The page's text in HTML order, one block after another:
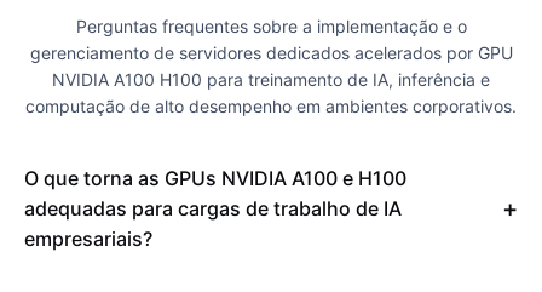
Perguntas frequentes sobre a implementação e o
gerenciamento de servidores dedicados acelerados por GPU
NVIDIA A100 H100 para treinamento de IA, inferência e
computação de alto desempenho em ambientes corporativos.
O que torna as GPUs NVIDIA A100 e H100
adequadas para cargas de trabalho de IA
empresariais?